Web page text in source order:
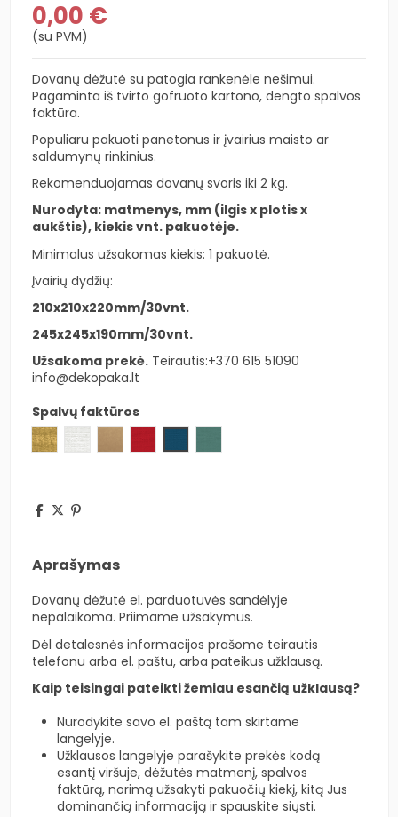
0,00 €
(su PVM)
Dovanų dėžutė su patogia rankenėle nešimui.
Pagaminta iš tvirto gofruoto kartono, dengto spalvos
faktūra.
Populiaru pakuoti panetonus ir įvairius maisto ar
saldumynų rinkinius.
Rekomenduojamas dovanų svoris iki 2 kg.
Nurodyta: matmenys, mm (ilgis x plotis x
aukštis), kiekis vnt. pakuotėje.
Minimalus užsakomas kiekis: 1 pakuotė.
Įvairių dydžių:
210x210x220mm/30vnt.
245x245x190mm/30vnt.
Užsakoma prekė. Teirautis:+370 615 51090
info@dekopaka.lt
Spalvų faktūros
Fibra auksinė
Fibra balta
Aprašymas
Dovanų dėžutė el. parduotuvės sandėlyje
nepalaikoma. Priimame užsakymus.
Dėl detalesnės informacijos prašome teirautis
telefonu arba el. paštu, arba pateikus užklausą.
Kaip teisingai pateikti žemiau esančią užklausą?
Nurodykite savo el. paštą tam skirtame
langelyje.
Užklausos langelyje parašykite prekės kodą
esantį viršuje, dėžutės matmenį, spalvos
faktūrą, norimą užsakyti pakuočių kiekį, kitą Jus
dominančią informaciją ir spauskite siųsti.